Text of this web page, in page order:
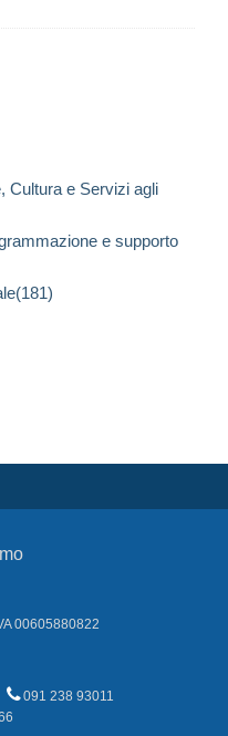
Cultura e Servizi agli
e supporto
00605880822
091 238 93011